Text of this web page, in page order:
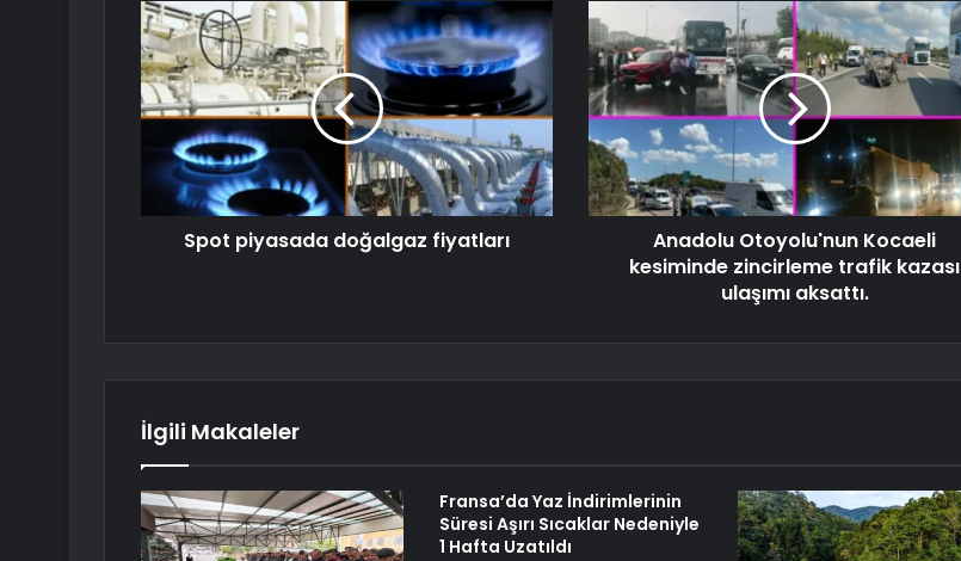
Spot piyasada doğalgaz fiyatları
Anadolu Otoyolu'nun Kocaeli
kesiminde zincirleme trafik kazası
ulaşımı aksattı.
İlgili Makaleler
Fransa’da Yaz İndirimlerinin
Süresi Aşırı Sıcaklar Nedeniyle
1 Hafta Uzatıldı